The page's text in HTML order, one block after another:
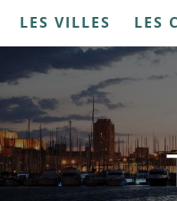
LES VILLES LES